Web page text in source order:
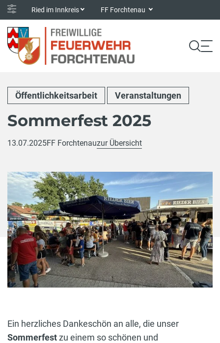
Ried im Innkreis FF Forchtenau
Öffentlichkeitsarbeit Veranstaltungen
Sommerfest 2025
13.07.2025FF Forchtenauzur Übersicht
Ein herzliches Dankeschön an alle, die unser
Sommerfestzu einem so schönen und